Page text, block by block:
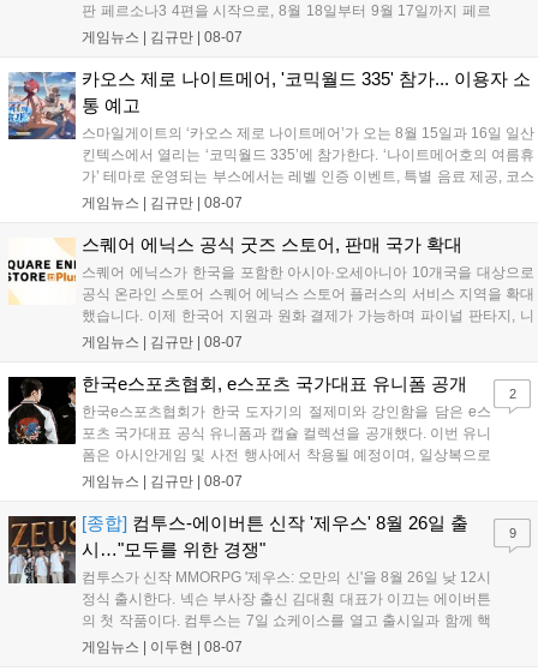
판 페르소나3 4편을 시작으로, 8월 18일부터 9월 17일까지 페르
소나4 더 골든 12화, 9월 15일부터 10월 14일까지 페르소나5 시
시지를 모집하며, 선정된 내용은 기념 영상 및 대형 전광판에 소
개될 예정입니다....
게임뉴스 | 김규만 | 08-07
카오스 제로 나이트메어, '코믹월드 335' 참가... 이용자 소
통 예고
스마일게이트의 ‘카오스 제로 나이트메어’가 오는 8월 15일과 16일 일산
킨텍스에서 열리는 ‘코믹월드 335’에 참가한다. ‘나이트메어호의 여름휴
가’ 테마로 운영되는 부스에서는 레벨 인증 이벤트, 특별 음료 제공, 코스
프레 모델 포토존 등 다채로운 행사가 진행된다. 유명 코스어 7인이 캐릭
세한 정보는 공식 커뮤니티에서 확인 가능하다....
게임뉴스 | 김규만 | 08-07
스퀘어 에닉스 공식 굿즈 스토어, 판매 국가 확대
스퀘어 에닉스가 한국을 포함한 아시아·오세아니아 10개국을 대상으로
공식 온라인 스토어 스퀘어 에닉스 스토어 플러스의 서비스 지역을 확대
했습니다. 이제 한국어 지원과 원화 결제가 가능하며 파이널 판타지, 니
어 등 주요 게임의 피규어, 굿즈를 구매할 수 있습니다. 신상품이 순차적
용 가능합니다....
게임뉴스 | 김규만 | 08-07
한국e스포츠협회, e스포츠 국가대표 유니폼 공개
한국e스포츠협회가 한국 도자기의 절제미와 강인함을 담은 e스
포츠 국가대표 공식 유니폼과 캡슐 컬렉션을 공개했다. 이번 유니
폼은 아시안게임 및 사전 행사에서 착용될 예정이며, 일상복으로
구성된 컬렉션은 오는 8월 28일부터 골스튜디오 공식 홈페이지
서는 대회 규정에 따라 별도의 유니폼을 착용할 계획이다....
게임뉴스 | 김규만 | 08-07
2
[종합] 컴투스-에이버튼 신작 '제우스' 8월 26일 출
시…"모두를 위한 경쟁"
컴투스가 신작 MMORPG '제우스: 오만의 신'을 8월 26일 낮 12시
정식 출시한다. 넥슨 부사장 출신 김대훤 대표가 이끄는 에이버튼
의 첫 작품이다. 컴투스는 7일 쇼케이스를 열고 출시일과 함께 핵
심 콘텐츠, 유료화 정책, 운영 방향을 공개했다. 캐릭터명 선점은
게임뉴스 | 이두현 | 08-07
9